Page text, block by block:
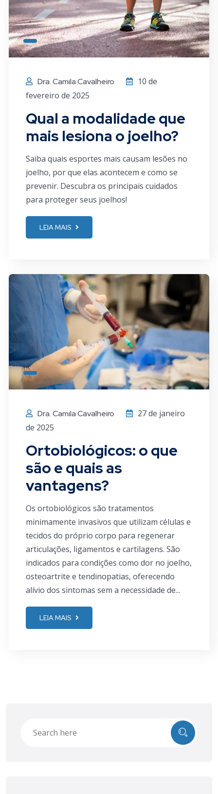
Dra. Camila Cavalheiro
10 de
fevereiro de 2025
Qual a modalidade que
mais lesiona o joelho?
Saiba quais esportes mais causam lesões no
joelho, por que elas acontecem e como se
prevenir. Descubra os principais cuidados
para proteger seus joelhos!
LEIA MAIS
Dra. Camila Cavalheiro
27 de janeiro
de 2025
Ortobiológicos: o que
são e quais as
vantagens?
Os ortobiológicos são tratamentos
minimamente invasivos que utilizam células e
tecidos do próprio corpo para regenerar
articulações, ligamentos e cartilagens. São
indicados para condições como dor no joelho,
osteoartrite e tendinopatias, oferecendo
alívio dos sintomas sem a necessidade de...
LEIA MAIS